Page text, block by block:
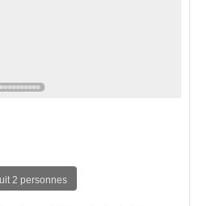
2 personnes